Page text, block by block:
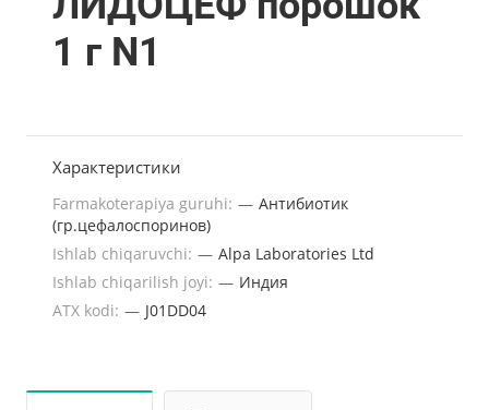
1 г N1
Характеристики
Farmakoterapiya guruhi: — Антибиотик
(гр.цефалоспоринов)
Ishlab chiqaruvchi: — Alpa Laboratories Ltd
Ishlab chiqarilish joyi: — Индия
ATX kodi: — J01DD04